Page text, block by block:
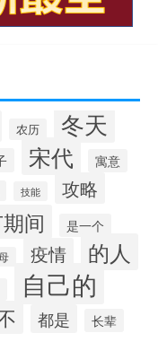
农历 冬天
宋代 寓意
技能 攻略
间 是一个
疫情 的人
自己的
都是 长辈